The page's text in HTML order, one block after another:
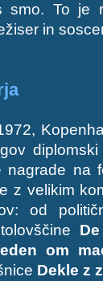
smo. To je
in
diplomski
nagrade na
z velikim
od
om
Dekle z